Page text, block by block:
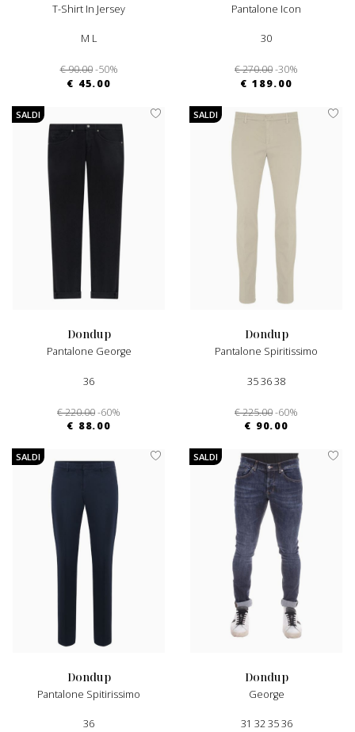
T-Shirt In Jersey
M L
€ 90.00 -50%
€ 45.00
Pantalone Icon
30
€ 270.00-30%
€ 189.00
SALDI
dondup
Pantalone George
36
€ 220.00-60%
€ 88.00
SALDI
dondup
Pantalone Spiritissimo
35 36 38
€ 225.00-60%
€ 90.00
SALDI
dondup
Pantalone Spitirissimo
36
SALDI
dondup
George
31 32 35 36